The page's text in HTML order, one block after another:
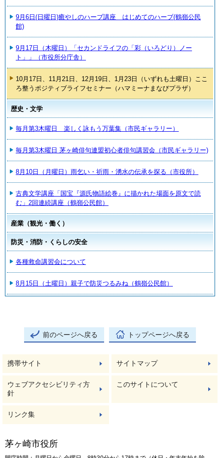
9月6日(日曜日)癒やしのハーブ講座 はじめてのハーブ(鶴嶺公民
館)
9月17日（木曜日）「セカンドライフの「彩（いろどり）ノー
ト」」（市役所分庁舎）
10月17日、11月21日、12月19日、1月23日（いずれも土曜日）ここ
ろ整うポジティブライフセミナー（ハマミーナまなびプラザ）
歴史・文学
毎月第3木曜日 楽しく詠もう万葉集（市民ギャラリー）
毎月第3木曜日 茅ヶ崎俳句連盟初心者俳句講習会（市民ギャラリー)
8月10日（月曜日）雨乞い・祈雨・湧水の伝承を探る（市役所）
古典文学講座「国宝『源氏物語絵巻』に描かれた場面を原文で読
む」2回連続講座（鶴嶺公民館）
産業（観光・働く）
防災・消防・くらしの安全
各種救命講習会について
8月15日（土曜日）親子で防災つるみね（鶴嶺公民館）
前のページへ戻る トップページへ戻る
携帯サイト サイトマップ
ウェブアクセシビリティ方
針
このサイトについて
リンク集
茅ヶ崎市役所